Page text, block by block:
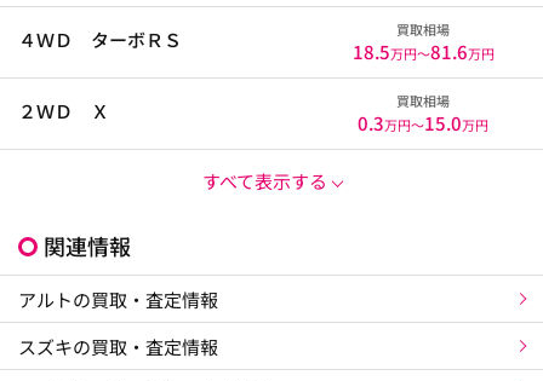
４ＷＤ ターボＲＳ 買取相場
18.5万円〜81.6万円
２ＷＤ Ｘ 買取相場
0.3万円〜15.0万円
すべて表示する
関連情報
アルトの買取・査定情報
スズキの買取・査定情報